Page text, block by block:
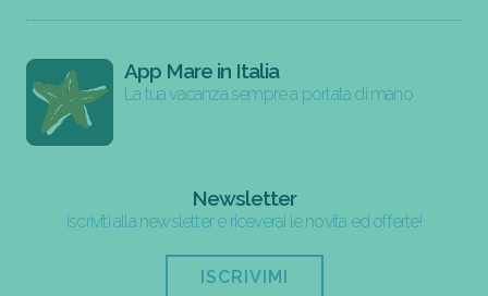
App Mare in Italia
La tua vacanza sempre a portata di mano
Newsletter
Iscriviti alla newsletter e riceverai le novità ed offerte!
ISCRIVIMI